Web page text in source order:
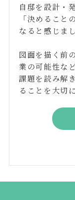
自邸を設計・
「決めること
なると感じまし
図面を描く前
業の可能性な
課題を読み解
ることを大切